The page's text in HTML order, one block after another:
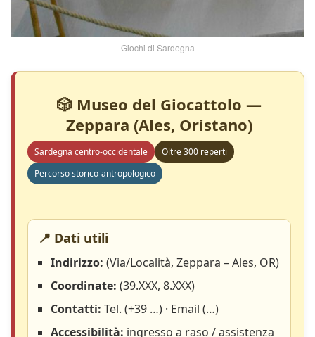
Giochi di Sardegna
🎲 Museo del Giocattolo —
Zeppara (Ales, Oristano)
Sardegna centro-occidentale
Oltre 300 reperti
Percorso storico-antropologico
📍 Dati utili
Indirizzo: (Via/Località, Zeppara – Ales, OR)
Coordinate: (39.XXX, 8.XXX)
Contatti: Tel. (+39 …) · Email (…)
Accessibilità: ingresso a raso / assistenza